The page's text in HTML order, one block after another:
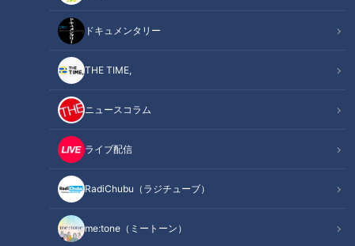
ドキュメンタリー
THE TIME,
ニュースコラム
ライブ配信
RadiChubu（ラジチューブ）
me:tone（ミートーン）
番組後半の「ゾクッ」とする企画では、スタジオ一同が…
この記事を見たあなたへのおすすめ